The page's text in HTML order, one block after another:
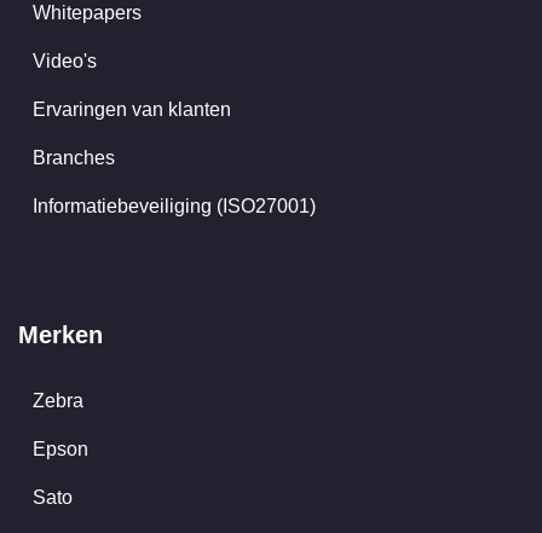
Whitepapers
Video's
Ervaringen van klanten
Branches
Informatiebeveiliging (ISO27001)
Merken
Zebra
Epson
Sato